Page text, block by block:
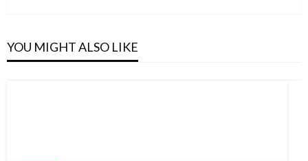
YOU MIGHT ALSO LIKE